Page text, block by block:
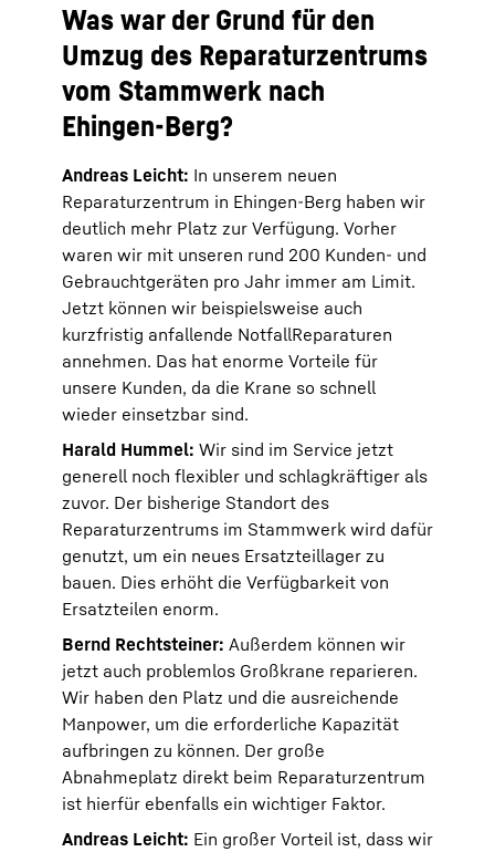
Was war der Grund für den
Umzug des Reparaturzentrums
vom Stammwerk nach
Ehingen-Berg?
Andreas Leicht: In unserem neuen
Reparaturzentrum in Ehingen-Berg haben wir
deutlich mehr Platz zur Verfügung. Vorher
waren wir mit unseren rund 200 Kunden- und
Gebrauchtgeräten pro Jahr immer am Limit.
Jetzt können wir beispielsweise auch
kurzfristig anfallende NotfallReparaturen
annehmen. Das hat enorme Vorteile für
unsere Kunden, da die Krane so schnell
wieder einsetzbar sind.
Harald Hummel: Wir sind im Service jetzt
generell noch flexibler und schlagkräftiger als
zuvor. Der bisherige Standort des
Reparaturzentrums im Stammwerk wird dafür
genutzt, um ein neues Ersatzteillager zu
bauen. Dies erhöht die Verfügbarkeit von
Ersatzteilen enorm.
Bernd Rechtsteiner: Außerdem können wir
jetzt auch problemlos Großkrane reparieren.
Wir haben den Platz und die ausreichende
Manpower, um die erforderliche Kapazität
aufbringen zu können. Der große
Abnahmeplatz direkt beim Reparaturzentrum
ist hierfür ebenfalls ein wichtiger Faktor.
Andreas Leicht: Ein großer Vorteil ist, dass wir